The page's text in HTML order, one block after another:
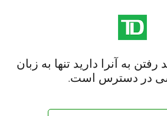
به آنرا دارید تنها به زبان
در دسترس است.